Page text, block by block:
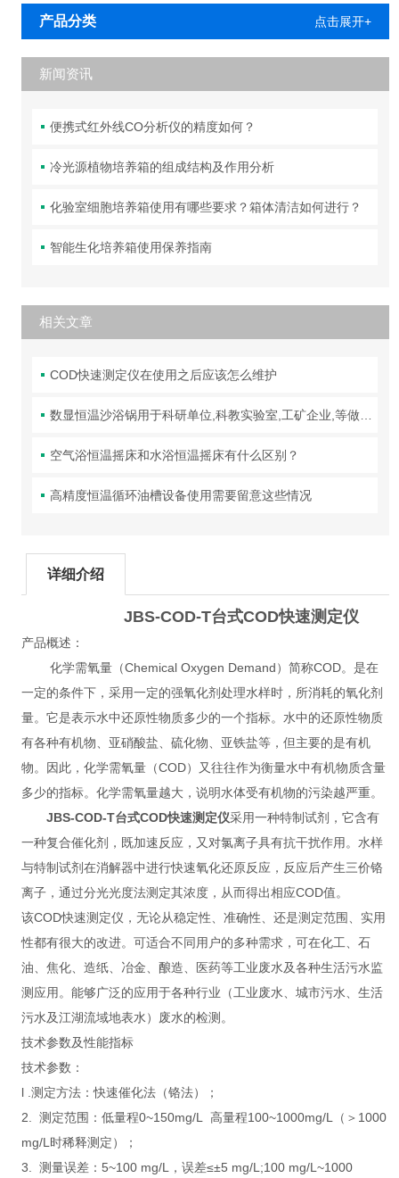
产品分类 点击展开+
新闻资讯
便携式红外线CO分析仪的精度如何？
冷光源植物培养箱的组成结构及作用分析
化验室细胞培养箱使用有哪些要求？箱体清洁如何进行？
智能生化培养箱使用保养指南
相关文章
COD快速测定仪在使用之后应该怎么维护
空气浴恒温摇床和水浴恒温摇床有什么区别？
高精度恒温循环油槽设备使用需要留意这些情况
详细介绍
JBS-COD-T台式COD快速测定仪
产品概述：
化学需氧量（Chemical Oxygen Demand）简称COD。是在
一定的条件下，采用一定的强氧化剂处理水样时，所消耗的氧化剂
量。它是表示水中还原性物质多少的一个指标。水中的还原性物质
有各种有机物、亚硝酸盐、硫化物、亚铁盐等，但主要的是有机
物。因此，化学需氧量（COD）又往往作为衡量水中有机物质含量
多少的指标。化学需氧量越大，说明水体受有机物的污染越严重。
JBS-COD-T台式COD快速测定仪采用一种特制试剂，它含有
一种复合催化剂，既加速反应，又对氯离子具有抗干扰作用。水样
与特制试剂在消解器中进行快速氧化还原反应，反应后产生三价铬
离子，通过分光光度法测定其浓度，从而得出相应COD值。
该COD快速测定仪，无论从稳定性、准确性、还是测定范围、实用
性都有很大的改进。可适合不同用户的多种需求，可在化工、石
油、焦化、造纸、冶金、酿造、医药等工业废水及各种生活污水监
测应用。能够广泛的应用于各种行业（工业废水、城市污水、生活
污水及江湖流域地表水）废水的检测。
技术参数及性能指标
技术参数：
l .测定方法：快速催化法（铬法）；
2. 测定范围：低量程0~150mg/L 高量程100~1000mg/L（＞1000
mg/L时稀释测定）；
3. 测量误差：5~100 mg/L，误差≤±5 mg/L;100 mg/L~1000